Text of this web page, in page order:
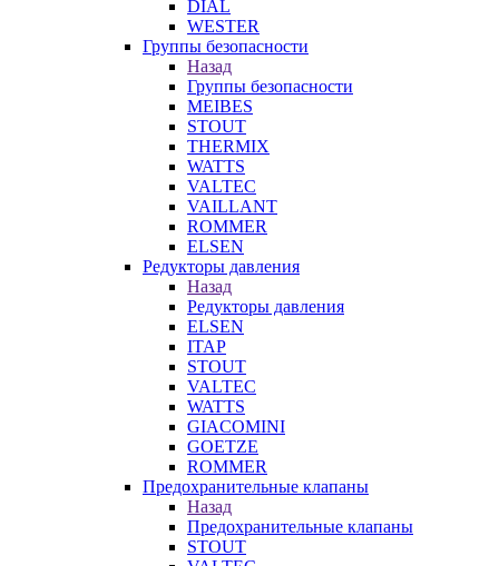
DIAL
WESTER
Группы безопасности
Назад
Группы безопасности
MEIBES
STOUT
THERMIX
WATTS
VALTEC
VAILLANT
ROMMER
ELSEN
Редукторы давления
Назад
Редукторы давления
ELSEN
ITAP
STOUT
VALTEC
WATTS
GIACOMINI
GOETZE
ROMMER
Предохранительные клапаны
Назад
Предохранительные клапаны
STOUT